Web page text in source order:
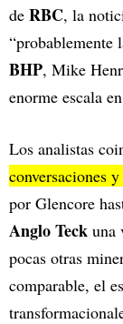
de RBC, la
“probablemente
BHP, Mike
enorme escala
Los analistas
conversaciones
por Glencore
Anglo Teck una
pocas otras
comparable, el